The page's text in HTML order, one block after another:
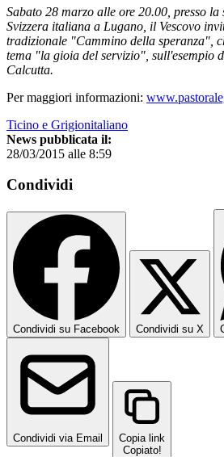
Sabato 28 marzo alle ore 20.00, presso
Svizzera italiana a Lugano, il Vescovo
tradizionale "Cammino della speranza",
tema "la gioia del servizio", sull'esempio
Calcutta.
Per maggiori informazioni:
Ticino e Grigionitaliano
News pubblicata il:
28/03/2015 alle 8:59
Condividi
Condividi su Facebook Condividi su X
Condividi via Email
Copia link
Copiato!